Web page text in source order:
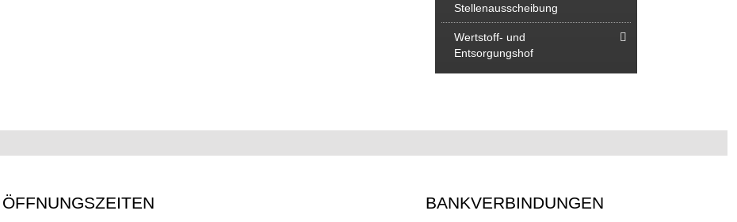
Stellenausscheibung
Wertstoff- und
Entsorgungshof
ÖFFNUNGSZEITEN BANKVERBINDUNGEN